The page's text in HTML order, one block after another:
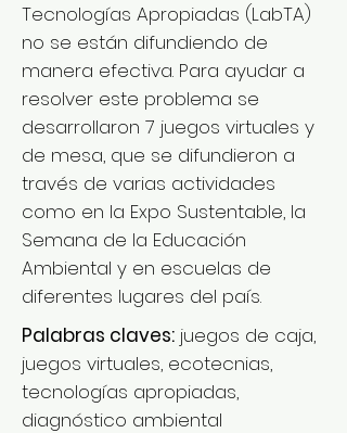
Tecnologías Apropiadas (LabTA)
no se están difundiendo de
manera efectiva. Para ayudar a
resolver este problema se
desarrollaron 7 juegos virtuales y
de mesa, que se difundieron a
través de varias actividades
como en la Expo Sustentable, la
Semana de la Educación
Ambiental y en escuelas de
diferentes lugares del país.
Palabras claves: juegos de caja,
juegos virtuales, ecotecnias,
tecnologías apropiadas,
diagnóstico ambiental